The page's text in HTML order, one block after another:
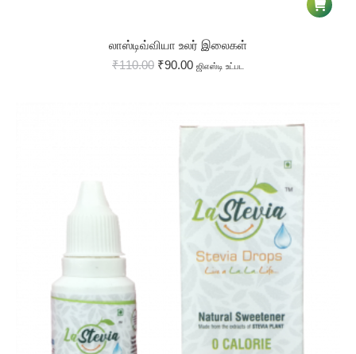
லாஸ்டிவ்வியா உலர் இலைகள்
₹110.00 ₹90.00 ஜிஎஸ்டி உட்பட